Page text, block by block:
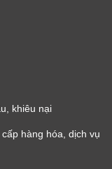
khiêu nại
hàng hóa, dịch vụ